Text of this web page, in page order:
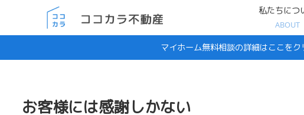
私たちにつ
ABOUT
マイホーム無料相談の詳細はここを
お客様には感謝しかない